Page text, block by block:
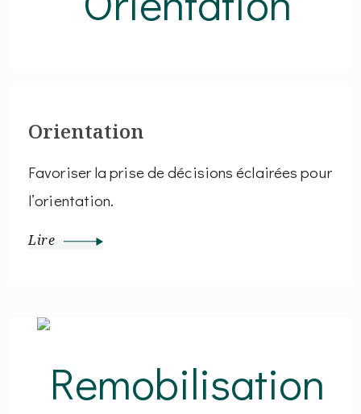
Orientation
Favoriser la prise de décisions éclairées pour
l’orientation.
Lire